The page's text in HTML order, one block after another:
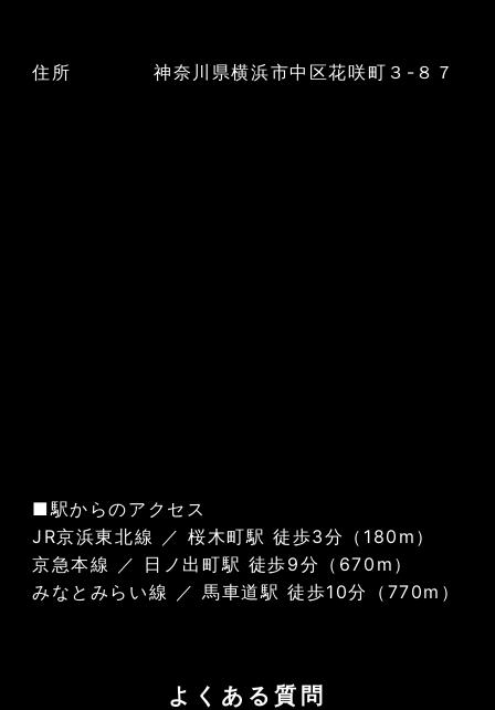
住所 神奈川県横浜市中区花咲町３-８７
■駅からのアクセス
JR京浜東北線 ／ 桜木町駅 徒歩3分（180m）
京急本線 ／ 日ノ出町駅 徒歩9分（670m）
みなとみらい線 ／ 馬車道駅 徒歩10分（770m）
よくある質問